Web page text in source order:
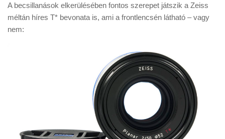
A becsillanások elkerülésében fontos szerepet játszik a Zeiss
méltán híres T* bevonata is, ami a frontlencsén látható – vagy
nem: